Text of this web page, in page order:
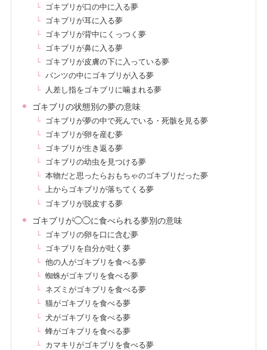
ゴキブリが口の中に入る夢
ゴキブリが耳に入る夢
ゴキブリが背中にくっつく夢
ゴキブリが鼻に入る夢
ゴキブリが皮膚の下に入っている夢
パンツの中にゴキブリが入る夢
人差し指をゴキブリに噛まれる夢
ゴキブリの状態別の夢の意味
ゴキブリが夢の中で死んでいる・死骸を見る夢
ゴキブリが卵を産む夢
ゴキブリが生き返る夢
ゴキブリの幼虫を見つける夢
本物だと思ったらおもちゃのゴキブリだった夢
上からゴキブリが落ちてくる夢
ゴキブリが脱皮する夢
ゴキブリが◯◯に食べられる夢別の意味
ゴキブリの卵を口に含む夢
ゴキブリを自分が吐く夢
他の人がゴキブリを食べる夢
蜘蛛がゴキブリを食べる夢
ネズミがゴキブリを食べる夢
猫がゴキブリを食べる夢
犬がゴキブリを食べる夢
蜂がゴキブリを食べる夢
カマキリがゴキブリを食べる夢